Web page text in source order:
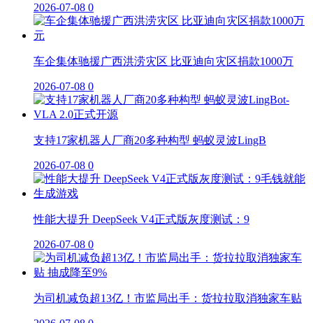
2026-07-08 0
车企集体驰援广西洪涝灾区 比亚迪向灾区捐款1000万
2026-07-08 0
支持17家机器人厂商20多种构型 蚂蚁灵波LingB
2026-07-08 0
性能大提升 DeepSeek V4正式版灰度测试：9
2026-07-08 0
为司机减负超13亿！市监局出手：货拉拉取消独家车贴